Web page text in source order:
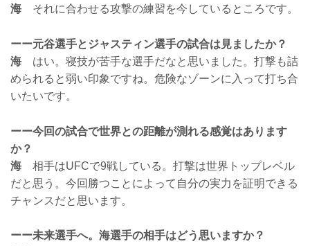
海 それに合わせる攻撃の練習を今しているところです。
ーー元谷選手とジャスティン選手の試合は見ましたか？
海 はい。寝技が苦手な選手だなと思いました。打撃も詰
められると弱い印象ですね。危険なゾーンに入って打ち合
いたいです。
ーー今回の試合で世界との距離が測れる感覚はあります
か？
海 相手はUFCで9戦している。打撃は世界トップレベル
だと思う。今回勝つことによって自分の実力を証明できる
チャンスだと思います。
ーー未来選手へ。海選手の相手はどう思いますか？